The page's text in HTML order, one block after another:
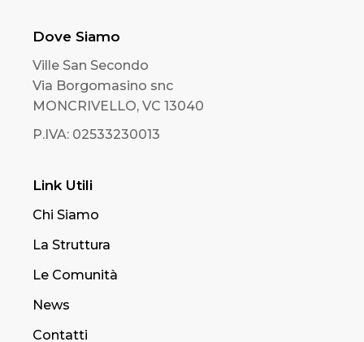
Dove Siamo
Ville San Secondo
Via Borgomasino snc
MONCRIVELLO, VC 13040
P.IVA: 02533230013
Link Utili
Chi Siamo
La Struttura
Le Comunità
News
Contatti